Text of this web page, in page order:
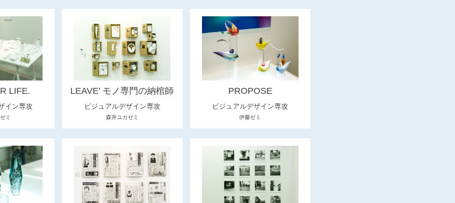
LIFE.
イン専攻
ミ
LEAVE’ モノ専門の納棺師
ビジュアルデザイン専攻
森井ユカゼミ
PROPOSE
ビジュアルデザイン専攻
伊藤ゼミ